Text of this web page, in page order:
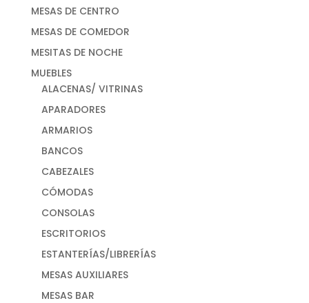
MESAS DE CENTRO
MESAS DE COMEDOR
MESITAS DE NOCHE
MUEBLES
ALACENAS/ VITRINAS
APARADORES
ARMARIOS
BANCOS
CABEZALES
CÓMODAS
CONSOLAS
ESCRITORIOS
ESTANTERÍAS/LIBRERÍAS
MESAS AUXILIARES
MESAS BAR